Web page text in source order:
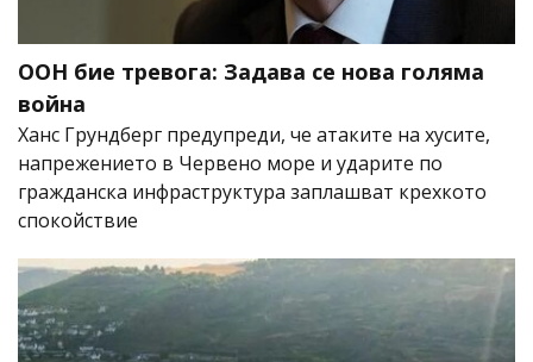
ООН бие тревога: Задава се нова голяма
война
Ханс Грундберг предупреди, че атаките на хусите,
напрежението в Червено море и ударите по
гражданска инфраструктура заплашват крехкото
спокойствие